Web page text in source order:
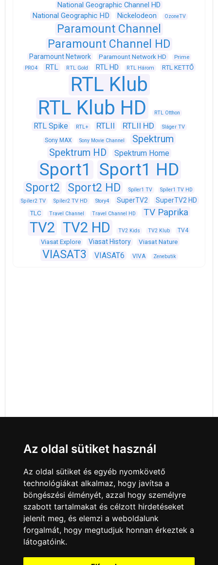
National Geographic Channel HD
National Geographic HD
Nickelodeon OzoneTV
Paramount Channel
Paramount Channel HD
Paramount Network Paramount Network HD Prime
PRO4 RTL RTL Gold RTL HD RTL Három RTL KETTŐ
RTL Klub
RTL Klub HD
RTL Otthon
RTL Spike RTL+ RTLII RTLII HD Sláger TV
Sony MAX Sony Movie Channel
Spektrum
Spektrum HD
Spektrum Home
Sport1 Sport1 HD
Sport2 Sport2 HD Spíler1 TV
Spíler1 TV HD
Spíler2 TV
Spíler2 TV HD Story4 SuperTV2 SuperTV2 HD
TLC Travel Channel Travel Channel HD TV Paprika
TV2 TV2 HD TV2 Kids TV2 Klub TV4
Viasat Explore Viasat History Viasat Nature
VIASAT3 VIASAT6 VIVA Zenebutik
Minden jog fenntartva © 2008 - 2026
Az oldal sütiket használ
Az oldal sütiket és egyéb nyomkövető
technológiákat alkalmaz, hogy javítsa a
böngészési élményét, azzal hogy személyre
szabott tartalmakat és célzott hirdetéseket
jelenít meg, és elemzi a weboldalunk
forgalmát, hogy megtudjuk honnan érkeztek a
látogatóink.